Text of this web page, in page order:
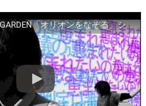
UNISON SQUARE GARDEN「オリオンをなぞる」ショートVer.